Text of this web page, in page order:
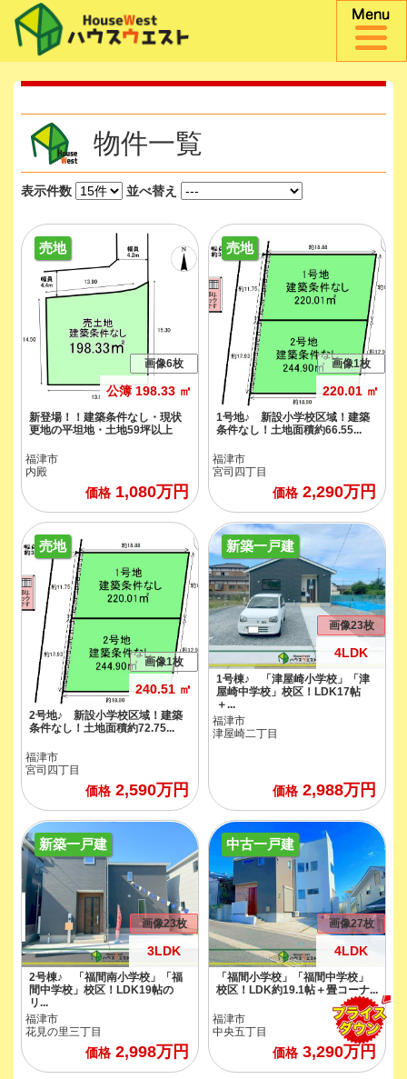
物件一覧
表示件数 並べ替え
売地
公簿 198.33 ㎡
画像6枚
新登場！！建築条件なし・現状
更地の平坦地・土地59坪以上
福津市
内殿
価格1,080万円
売地
220.01 ㎡
画像1枚
1号地♪ 新設小学校区域！建築
条件なし！土地面積約66.55...
福津市
宮司四丁目
価格2,290万円
売地
240.51 ㎡
画像1枚
2号地♪ 新設小学校区域！建築
条件なし！土地面積約72.75...
福津市
宮司四丁目
価格2,590万円
新築一戸建
4LDK
画像23枚
1号棟♪ 「津屋崎小学校」「津
屋崎中学校」校区！LDK17帖
＋...
福津市
津屋崎二丁目
価格2,988万円
新築一戸建
3LDK
画像23枚
2号棟♪ 「福間南小学校」「福
間中学校」校区！LDK19帖の
リ...
福津市
花見の里三丁目
価格2,998万円
中古一戸建
4LDK
画像27枚
「福間小学校」「福間中学校」
校区！LDK約19.1帖＋畳コーナ...
福津市
中央五丁目
価格3,290万円